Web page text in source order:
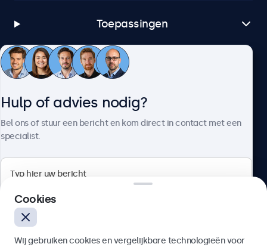
Toepassingen
Klantenservice
4.8/5 door 5000+ bedrijven
Hulp of advies nodig?
Bel ons of stuur een bericht en kom direct in contact met een
specialist.
Cookies
Wij gebruiken cookies en vergelijkbare technologieën voor